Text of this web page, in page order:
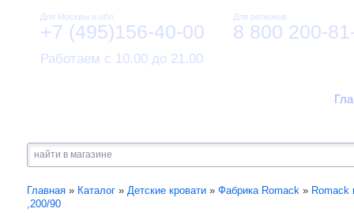
Для Москвы и обл.
+7 (495)156-40-00
Для регионов
8 800 200-
Работаем с 10.00 до 21.00
Главная» Каталог» Детские кровати» Фабрика Romack» Romack
,200/90